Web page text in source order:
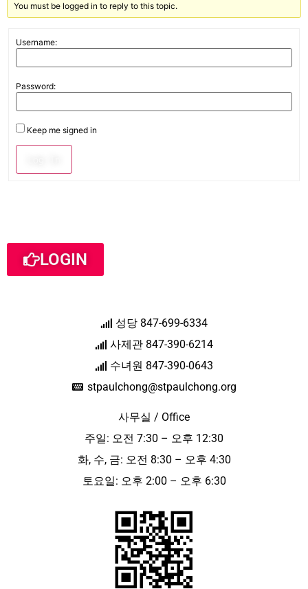
You must be logged in to reply to this topic.
Username:
Password:
Keep me signed in
LOGIN
성당 847-699-6334
사제관 847-390-6214
수녀원 847-390-0643
stpaulchong@stpaulchong.org
사무실 / Office
주일: 오전 7:30 – 오후 12:30
화, 수, 금: 오전 8:30 – 오후 4:30
토요일: 오후 2:00 – 오후 6:30